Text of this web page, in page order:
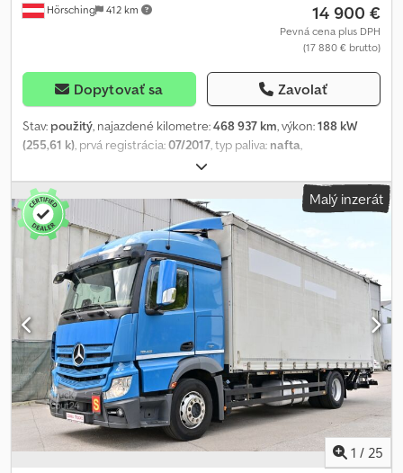
Hörsching 412 km 14 900 €
Pevná cena plus DPH
(17 880 € brutto)
Dopytovať sa Zavolať
Stav: použitý, najazdené kilometre:468 937 km, výkon:188 kW
(255,61 k), prvá registrácia:07/2017, typ paliva: nafta,
7 725 kg, maximálna hmotnosť nákladu:
7 200 kg, celková hmotnosť:15 000 kg, konfigurácia náprav:2
nápravy, rázvor náprav:4 800 mm, ďalšia kontrola (TÜV):07/2027,
brzdy: brzdenie motorom, typ prevodu:automatický
trieda:
Euro 6, zavesenie:oceľ-vzduch , počet sedadiel:
2 550 mm, celková výška:9 350 mm
, stavebná výška:
375 000 mm, Výbava:ABS, centrálne zamykanie, klimatizácia,
palubný počítač, pneumatická brzda, tempomat, uzávierka
diferenciálu, | Renault | Hydraulická plošina Palfinger |
Automatická prevodovka, norma E6 | Klimatizácia, nezávislé
vykurovanie | Elektrické okná, elektrické zrkadlá | Tempomat,
uzávierka diferenciálu | Rádio/CD | Celková hmotnosť: 15 000 kg,
užitočná nosnosť: 7 200 kg | Pneumatiky 285/70R19,5 | | Vnútorné
rozmery | D: 7,25 m | Š: 2,48 m | V: 2,50 m | Chyby a omyly, zmeny a
predaj vyhradené. Dcjdpfx Aozpx U Ash Usk
Malý inzerát
1 / 25